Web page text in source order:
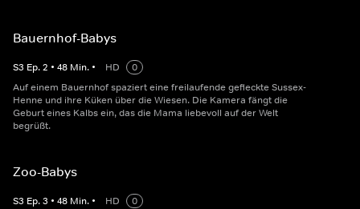
Bauernhof-Babys
S3 Ep.2 • 48 Min. • HD
0
Auf einem Bauernhof spaziert eine freilaufende gefleckte Sussex-
Henne und ihre Küken über die Wiesen. Die Kamera fängt die
Geburt eines Kalbs ein, das die Mama liebevoll auf der Welt
begrüßt.
Zoo-Babys
S3 Ep.3 • 48 Min. • HD
0